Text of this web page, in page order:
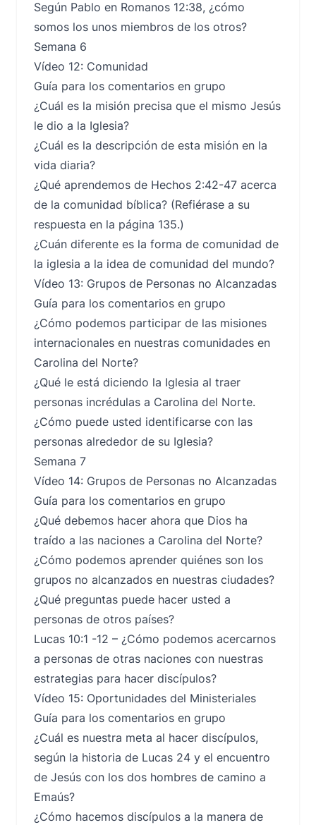
Según Pablo en Romanos 12:38, ¿cómo
somos los unos miembros de los otros?
Semana 6
Vídeo 12: Comunidad
Guía para los comentarios en grupo
¿Cuál es la misión precisa que el mismo Jesús
le dio a la Iglesia?
¿Cuál es la descripción de esta misión en la
vida diaria?
¿Qué aprendemos de Hechos 2:42-47 acerca
de la comunidad bíblica? (Refiérase a su
respuesta en la página 135.)
¿Cuán diferente es la forma de comunidad de
la iglesia a la idea de comunidad del mundo?
Vídeo 13: Grupos de Personas no Alcanzadas
Guía para los comentarios en grupo
¿Cómo podemos participar de las misiones
internacionales en nuestras comunidades en
Carolina del Norte?
¿Qué le está diciendo la Iglesia al traer
personas incrédulas a Carolina del Norte.
¿Cómo puede usted identificarse con las
personas alrededor de su Iglesia?
Semana 7
Vídeo 14: Grupos de Personas no Alcanzadas
Guía para los comentarios en grupo
¿Qué debemos hacer ahora que Dios ha
traído a las naciones a Carolina del Norte?
¿Cómo podemos aprender quiénes son los
grupos no alcanzados en nuestras ciudades?
¿Qué preguntas puede hacer usted a
personas de otros países?
Lucas 10:1 -12 – ¿Cómo podemos acercarnos
a personas de otras naciones con nuestras
estrategias para hacer discípulos?
Vídeo 15: Oportunidades del Ministeriales
Guía para los comentarios en grupo
¿Cuál es nuestra meta al hacer discípulos,
según la historia de Lucas 24 y el encuentro
de Jesús con los dos hombres de camino a
Emaús?
¿Cómo hacemos discípulos a la manera de